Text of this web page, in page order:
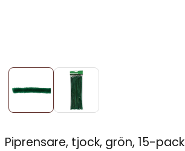
Piprensare, tjock, grön, 15-pack